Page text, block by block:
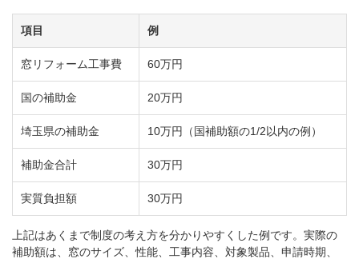
項目 例
窓リフォーム工事費 60万円
国の補助金 20万円
埼玉県の補助金 10万円（国補助額の1/2以内の例）
補助金合計 30万円
実質負担額 30万円
上記はあくまで制度の考え方を分かりやすくした例です。実際の
補助額は、窓のサイズ、性能、工事内容、対象製品、申請時期、